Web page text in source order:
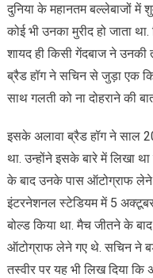
दुनिया के महानतम बल्लेबाजों
कोई भी उनका मुरीद हो जाता
शायद ही किसी गेंदबाज ने उनकी
ब्रैड हॉग ने सचिन से जुड़ा एक
साथ गलती को ना दोहराने की
इसके अलावा ब्रैड हॉग ने साल
था. उन्होंने इसके बारे में लिखा
के बाद उनके पास ऑटोग्राफ लेने
इंटरनेशनल स्टेडियम में 5
बोल्ड किया था. मैच जीतने के
ऑटोग्राफ लेने गए थे. सचिन ने
तस्वीर पर यह भी लिख दिया कि